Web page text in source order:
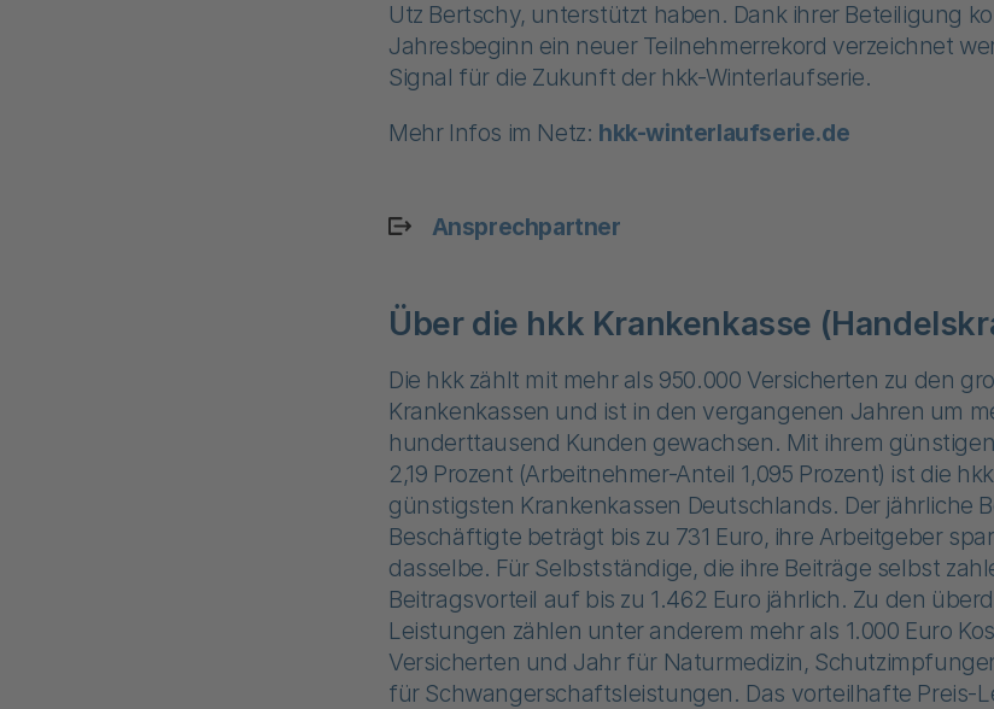
Utz Bertschy, unterstützt haben. Dank ihrer Beteiligung
Jahresbeginn ein neuer Teilnehmerrekord verzeichnet
Signal für die Zukunft der hkk-Winterlaufserie.
Mehr Infos im Netz: hkk-winterlaufserie.de
Ansprechpartner
Über die hkk Krankenkasse
Die hkk zählt mit mehr als 950.000 Versicherten zu den
Krankenkassen und ist in den vergangenen Jahren um
hunderttausend Kunden gewachsen. Mit ihrem
2,19 Prozent (Arbeitnehmer-Anteil 1,095 Prozent) ist die
günstigsten Krankenkassen Deutschlands. Der jährliche
Beschäftigte beträgt bis zu 731 Euro, ihre Arbeitgeber
dasselbe. Für Selbstständige, die ihre Beiträge selbst
Beitragsvorteil auf bis zu 1.462 Euro jährlich. Zu den
Leistungen zählen unter anderem mehr als 1.000 Euro
Versicherten und Jahr für Naturmedizin,
für Schwangerschaftsleistungen. Das vorteilhafte Preis-